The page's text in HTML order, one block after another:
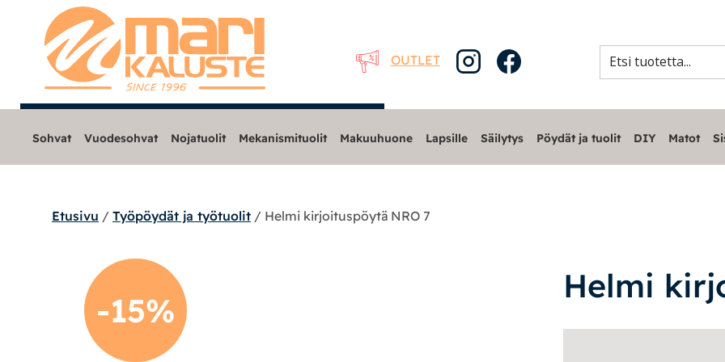
OUTLET
Sohvat
Nojatuolit
Mekanismituolit
Sohvat Vuodesohvat Nojatuolit Mekanismituolit Makuuhuone Lapsille Säilytys Pöydät ja tuolit DIY Matot
Etusivu / Työpöydät ja työtuolit / Helmi kirjoituspöytä NRO 7
-15%
Helmi